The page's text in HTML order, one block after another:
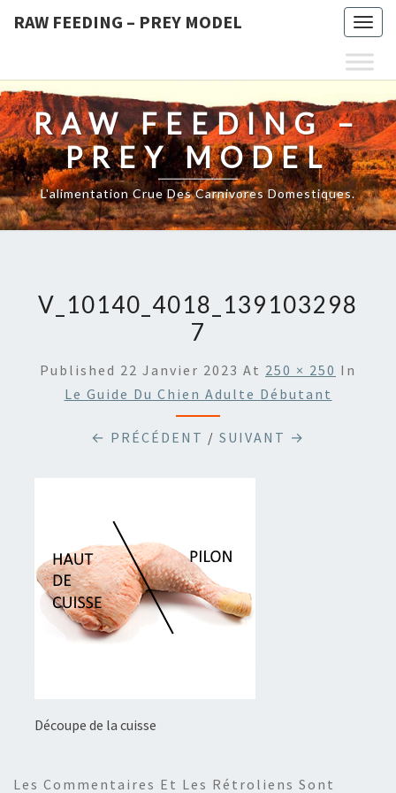
RAW FEEDING – PREY MODEL
RAW FEEDING –
PREY MODEL
L'alimentation Crue Des Carnivores Domestiques.
V_10140_4018_139103298
7
Published 22 Janvier 2023 At 250 × 250 In
Le Guide Du Chien Adulte Débutant
← PRÉCÉDENT / SUIVANT →
Découpe de la cuisse
Les Commentaires Et Les Rétroliens Sont